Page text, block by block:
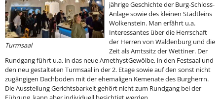
Turmsaal
jährige Geschichte der Burg-Schloss-
Anlage sowie des kleinen Städtleins
Wolkenstein. Man erfährt u.a.
Interessantes über die Herrschaft
der Herren von Waldenburg und die
Zeit als Amtssitz der Wettiner. Der
Rundgang führt u.a. in das neue AmethystGewölbe, in den Festsaal und
den neu gestalteten Turmsaal in der 2. Etage sowie auf den sonst nicht
zugängigen Dachboden mit der ehemaligen Kemenate des Burgherrn.
Die Ausstellung Gerichtsbarkeit gehört nicht zum Rundgang bei der